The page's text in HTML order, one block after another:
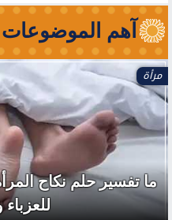
آهم الموضوعات
مرأة
ما تفسير حلم نكاح